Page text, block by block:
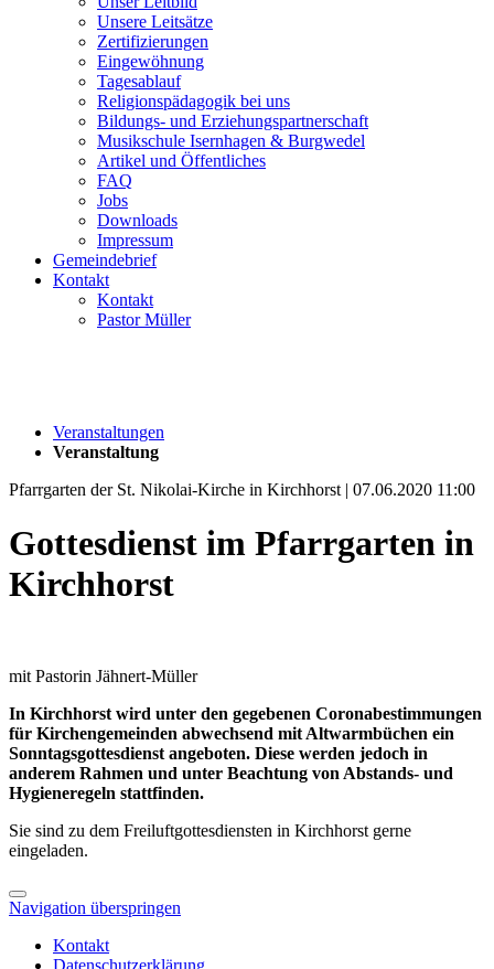
Unsere Leitsätze
Zertifizierungen
Eingewöhnung
Tagesablauf
Religionspädagogik bei uns
Bildungs- und Erziehungspartnerschaft
Musikschule Isernhagen & Burgwedel
Artikel und Öffentliches
FAQ
Jobs
Downloads
Impressum
Gemeindebrief
Kontakt
Kontakt
Pastor Müller
Veranstaltungen
Veranstaltung
Pfarrgarten der St. Nikolai-Kirche in Kirchhorst | 07.06.2020 11:00
Gottesdienst im Pfarrgarten in
Kirchhorst
mit Pastorin Jähnert-Müller
In Kirchhorst wird unter den gegebenen Coronabestimmungen
für Kirchengemeinden abwechsend mit Altwarmbüchen ein
Sonntagsgottesdienst angeboten. Diese werden jedoch in
anderem Rahmen und unter Beachtung von Abstands- und
Hygieneregeln stattfinden.
Sie sind zu dem Freiluftgottesdiensten in Kirchhorst gerne
eingeladen.
Navigation überspringen
Kontakt
Datenschutzerklärung